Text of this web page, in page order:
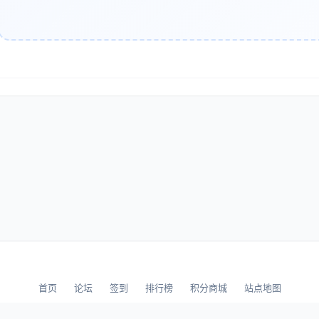
数据隐私与合规管理
果必须使用云端 GPU 资源，选择提供数据加密和合规认证的服务
输出数据管理
首页 论坛 签到 排行榜 积分商城 站点地图